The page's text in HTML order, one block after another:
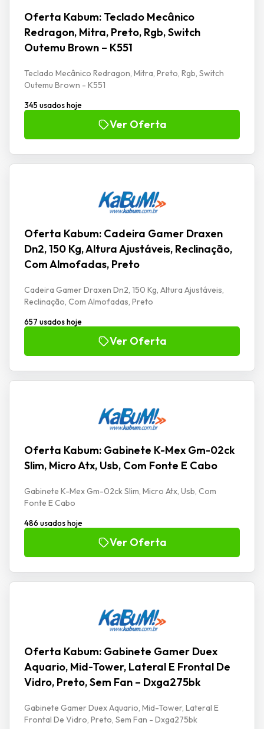
Oferta Kabum: Teclado Mecânico
Redragon, Mitra, Preto, Rgb, Switch
Outemu Brown – K551
Teclado Mecânico Redragon, Mitra, Preto, Rgb, Switch
Outemu Brown - K551
345 usados hoje
Ver Oferta
Oferta Kabum: Cadeira Gamer Draxen
Dn2, 150 Kg, Altura Ajustáveis, Reclinação,
Com Almofadas, Preto
Cadeira Gamer Draxen Dn2, 150 Kg, Altura Ajustáveis,
Reclinação, Com Almofadas, Preto
657 usados hoje
Ver Oferta
Oferta Kabum: Gabinete K-Mex Gm-02ck
Slim, Micro Atx, Usb, Com Fonte E Cabo
Gabinete K-Mex Gm-02ck Slim, Micro Atx, Usb, Com
Fonte E Cabo
486 usados hoje
Ver Oferta
Oferta Kabum: Gabinete Gamer Duex
Aquario, Mid-Tower, Lateral E Frontal De
Vidro, Preto, Sem Fan – Dxga275bk
Gabinete Gamer Duex Aquario, Mid-Tower, Lateral E
Frontal De Vidro, Preto, Sem Fan - Dxga275bk